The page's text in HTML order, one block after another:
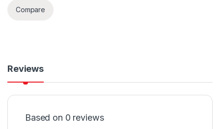
Compare
Reviews
Based on 0 reviews